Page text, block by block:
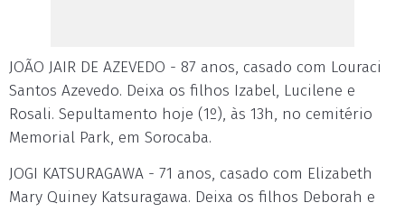
JOÃO JAIR DE AZEVEDO - 87 anos, casado com Louraci
Santos Azevedo. Deixa os filhos Izabel, Lucilene e
Rosali. Sepultamento hoje (1º), às 13h, no cemitério
Memorial Park, em Sorocaba.
JOGI KATSURAGAWA - 71 anos, casado com Elizabeth
Mary Quiney Katsuragawa. Deixa os filhos Deborah e